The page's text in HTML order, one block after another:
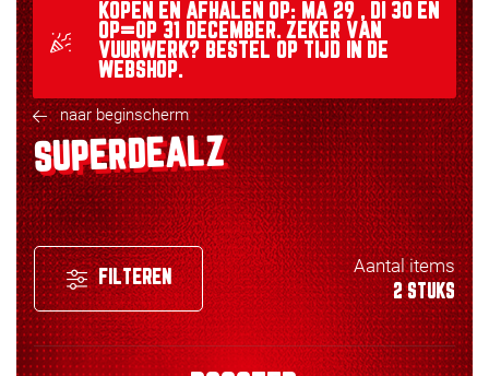
KOPEN EN AFHALEN OP: MA 29 , DI 30 EN
OP=OP 31 DECEMBER. ZEKER VAN
VUURWERK? BESTEL OP TIJD IN DE
WEBSHOP.
naar beginscherm
SUPERDEALZ
FILTEREN
Aantal items
2 STUKS